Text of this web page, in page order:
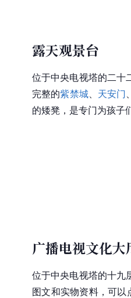
露天观景台
位于中央电视塔的二十
完整的紫禁城、 天安门
的矮凳，是专门为孩子
广播电视文化大
位于中央电视塔的十九
图文和实物资料，可